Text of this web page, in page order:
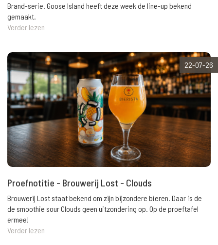
Brand-serie. Goose Island heeft deze week de line-up bekend
gemaakt.
Verder lezen
22-07-26
Proefnotitie - Brouwerij Lost - Clouds
Brouwerij Lost staat bekend om zijn bijzondere bieren. Daar is de
de smoothie sour Clouds geen uitzondering op. Op de proeftafel
ermee!
Verder lezen